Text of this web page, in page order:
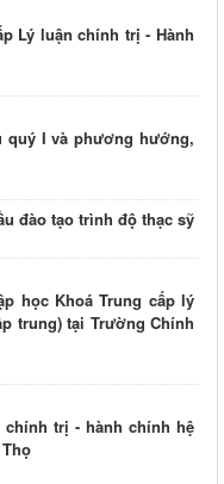
Lý luận chính trị - Hành
quý I và phương hướng,
đào tạo trình độ thạc sỹ
học Khoá Trung cấp lý
trung) tại Trường Chính
trị - hành chính hệ